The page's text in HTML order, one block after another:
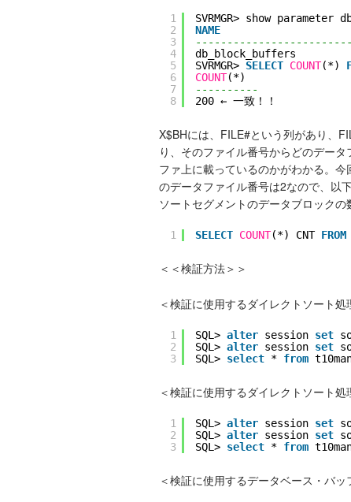
1
2
3
4
5
6
7
8
SVRMGR> show parameter
NAME
db_block_buffers
SVRMGR> SELECT COUNT(*)
COUNT(*)
----------
200 ← 一致！！
X$BHには、FILE#という列があり、
り、そのファイル番号からどのデー
ファ上に載っているのかがわかる。
のデータファイル番号は2なので、以
ソートセグメントのデータブロックの
1 SELECT COUNT(*) CNT FROM
＜＜検証方法＞＞
＜検証に使用するダイレクトソート
1
2
3
SQL> alter session set
SQL> alter session set
SQL> select * from
＜検証に使用するダイレクトソート処
1
2
3
SQL> alter session set
SQL> alter session set
SQL> select * from
＜検証に使用するデータベース・バッ